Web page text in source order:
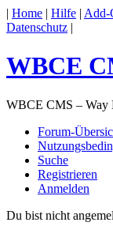
| Home | Hilfe | Add-
Datenschutz |
WBCE
WBCE CMS – Way
Forum-
Suche
Registrieren
Anmelden
Du bist nicht